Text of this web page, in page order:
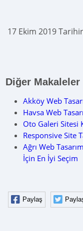
17 Ekim 2019
Diğer Makaleler
Akköy Web
Havsa Web
Oto Galeri Sitesi
Responsive Site
Ağrı Web
İçin En İyi Seçim
Paylaş